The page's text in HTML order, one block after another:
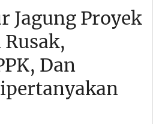
Jagung Proyek
Dan